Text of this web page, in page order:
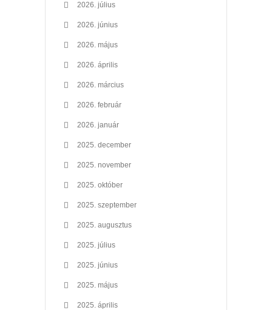
2026. július
2026. június
2026. május
2026. április
2026. március
2026. február
2026. január
2025. december
2025. november
2025. október
2025. szeptember
2025. augusztus
2025. július
2025. június
2025. május
2025. április